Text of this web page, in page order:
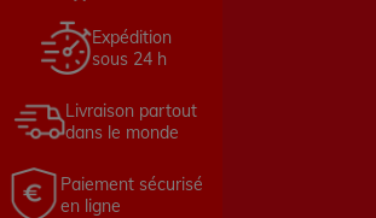
Expédition
sous 24 h
Livraison partout
dans le monde
Paiement sécurisé
en ligne